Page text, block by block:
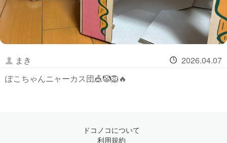
まき
2026.04.07
ぽこちゃんニャーカス団🎪🤡🦁🔥
ドコノコについて
利用規約